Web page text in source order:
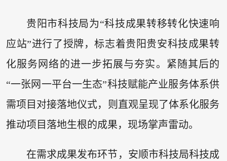
贵阳市科技局为“科技成果转移转化快速响
应站”进行了授牌，标志着贵阳贵安科技成果转
化服务网络的进一步拓展与夯实。紧随其后的
“一张网一平台一生态”科技赋能产业服务体系供
需项目对接落地仪式，则直观呈现了体系化服务
推动项目落地生根的成果，现场掌声雷动。
在需求成果发布环节，安顺市科技局科技成